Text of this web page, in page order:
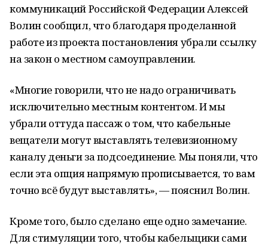
коммуникаций Российской Федерации Алексей
Волин сообщил, что благодаря проделанной
работе из проекта постановления убрали ссылку
на закон о местном самоуправлении.
«Многие говорили, что не надо ограничивать
исключительно местным контентом. И мы
убрали оттуда пассаж о том, что кабельные
вещатели могут выставлять телевизионному
каналу деньги за подсоединение. Мы поняли, что
если эта опция напрямую прописывается, то вам
точно всё будут выставлять», — пояснил Волин.
Кроме того, было сделано еще одно замечание.
Для стимуляции того, чтобы кабельщики сами